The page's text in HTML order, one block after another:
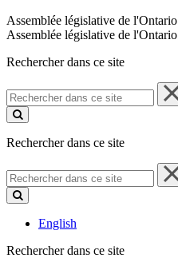
Assemblée législative de l'Ontario
Assemblée législative de l'Ontario
Rechercher dans ce site
Rechercher
dans
ce
Rechercher dans ce site
Rechercher
dans
ce
English
Rechercher dans ce site